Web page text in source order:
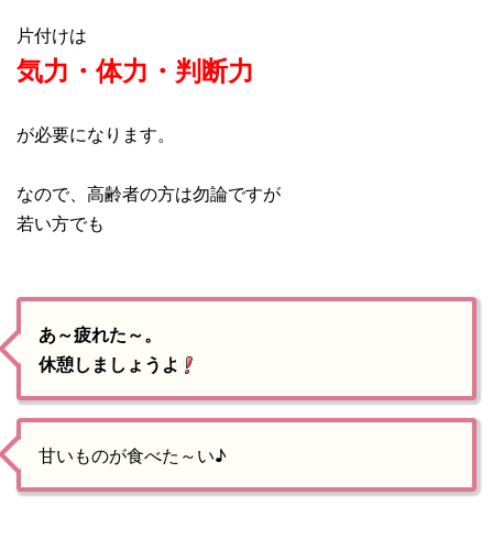
片付けは
気力・体力・判断力
が必要になります。
なので、高齢者の方は勿論ですが
若い方でも
あ～疲れた～。
休憩しましょうよ
甘いものが食べた～い♪